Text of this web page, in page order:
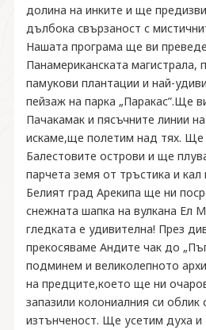
долина на инките и ще
дълбока свързаност с
Нашата програма ще ви
Панамериканската магистрала,
памукови плантации и най-
пейзаж на парка „Паракас”.Ще
Пачакамак и пясъчните линии
искаме,ще полетим над тях.
Балестовите острови и ще
парчета земя от тръстика и кал
Белият град Арекипа ще ни
снежната шапка на вулкана Ел
гледката е удивителна! През
прекосяваме Андите чак до
подминем и великолепното
на предците,което ще ни
запазили колониалния си облик
изтънченост. Ще усетим духа и